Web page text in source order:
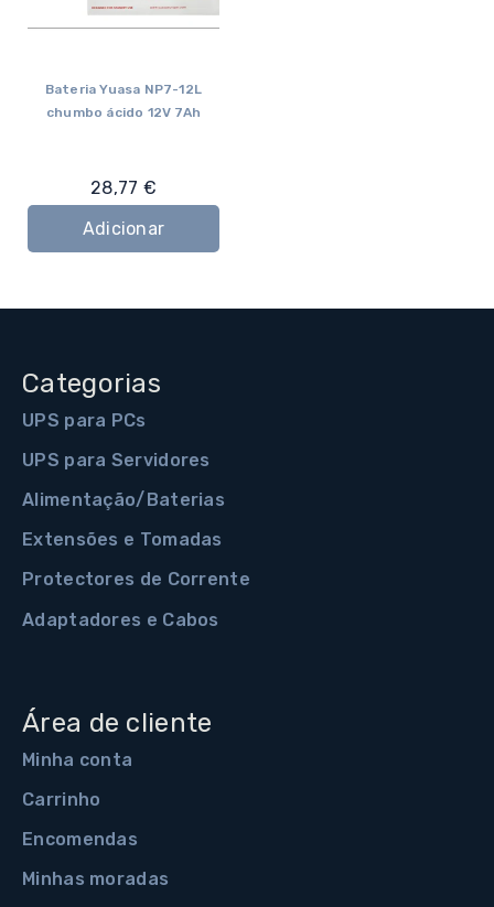
Bateria Yuasa NP7-12L
chumbo ácido 12V 7Ah
28,77 €
Adicionar
Categorias
UPS para PCs
UPS para Servidores
Alimentação/Baterias
Extensões e Tomadas
Protectores de Corrente
Adaptadores e Cabos
Área de cliente
Minha conta
Carrinho
Encomendas
Minhas moradas